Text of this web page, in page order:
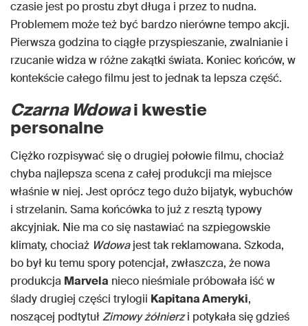
czasie jest po prostu zbyt długa i przez to nudna.
Problemem może też być bardzo nierówne tempo akcji.
Pierwsza godzina to ciągłe przyspieszanie, zwalnianie i
rzucanie widza w różne zakątki świata. Koniec końców, w
kontekście całego filmu jest to jednak ta lepsza część.
Czarna Wdowai kwestie
personalne
Ciężko rozpisywać się o drugiej połowie filmu, chociaż
chyba najlepsza scena z całej produkcji ma miejsce
właśnie w niej. Jest oprócz tego dużo bijatyk, wybuchów
i strzelanin. Sama końcówka to już z resztą typowy
akcyjniak. Nie ma co się nastawiać na szpiegowskie
klimaty, chociaż Wdowajest tak reklamowana. Szkoda,
bo był ku temu spory potencjał, zwłaszcza, że nowa
produkcja Marvela nieco nieśmiale próbowała iść w
ślady drugiej części trylogii Kapitana Ameryki,
noszącej podtytułZimowy żółnierzi potykała się gdzieś